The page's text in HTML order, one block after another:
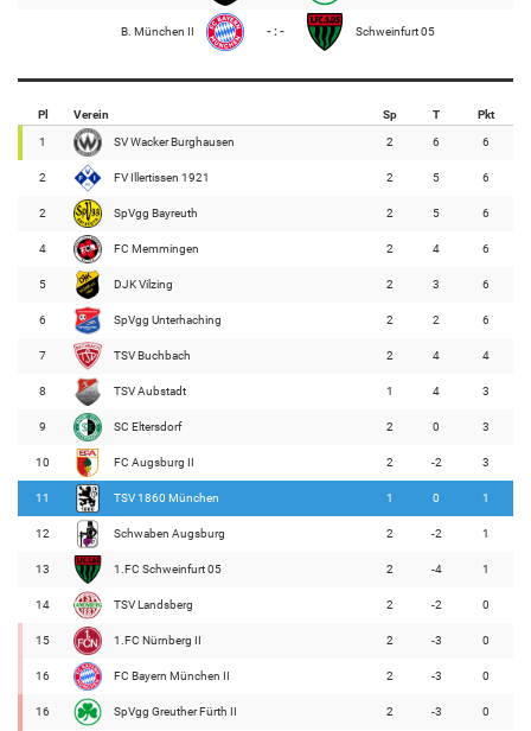
B. München II - : - Schweinfurt 05
Pl Verein Sp T Pkt
1 SV Wacker Burghausen 2 6 6
2 FV Illertissen 1921 2 5 6
2 SpVgg Bayreuth 2 5 6
4 FC Memmingen 2 4 6
5 DJK Vilzing 2 3 6
6 SpVgg Unterhaching 2 2 6
7 TSV Buchbach 2 4 4
8 TSV Aubstadt 1 4 3
9 SC Eltersdorf 2 0 3
10 FC Augsburg II 2 -2 3
11 TSV 1860 München 1 0 1
12 Schwaben Augsburg 2 -2 1
13 1.FC Schweinfurt 05 2 -4 1
14 TSV Landsberg 2 -2 0
15 1.FC Nürnberg II 2 -3 0
16 FC Bayern München II 2 -3 0
16 SpVgg Greuther Fürth II 2 -3 0